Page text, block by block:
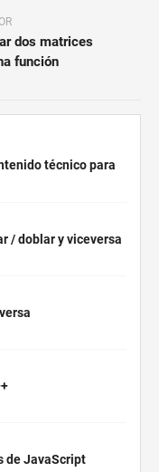
dos matrices
función
técnico para
/ doblar y viceversa
de JavaScript